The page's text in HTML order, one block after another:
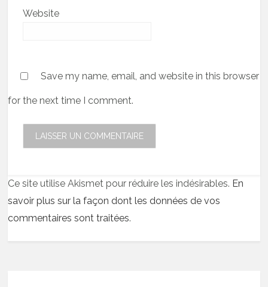
Website
Save my name, email, and website in this browser
for the next time I comment.
Ce site utilise Akismet pour réduire les indésirables. En
savoir plus sur la façon dont les données de vos
commentaires sont traitées.